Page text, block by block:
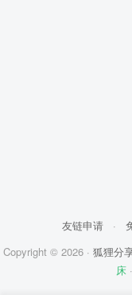
友链申请 ·
Copyright © 2026 · 狐狸分
床 ·